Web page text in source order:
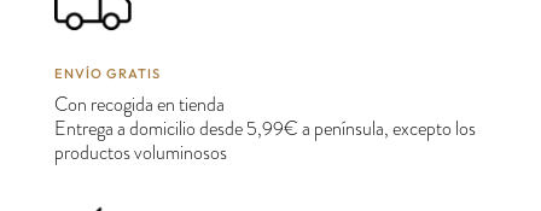
ENVÍO GRATIS
Con recogida en tienda
Entrega a domicilio desde 5,99€ a península, excepto los
productos voluminosos